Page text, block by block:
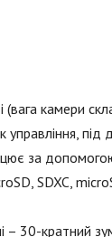
камери
під
за
SDXC,
– 30-кратний